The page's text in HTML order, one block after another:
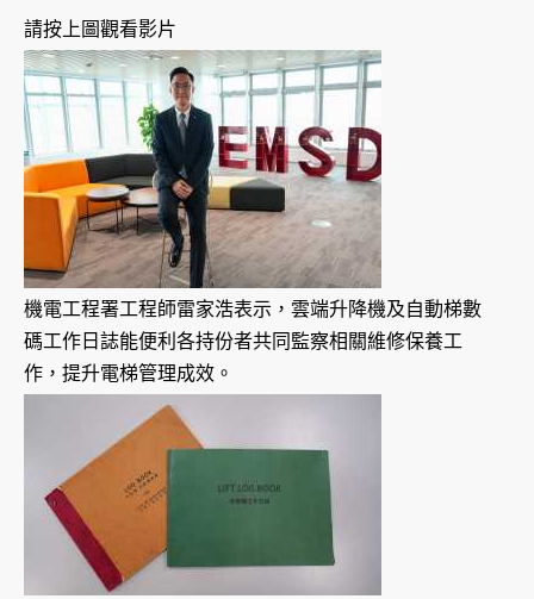
請按上圖觀看影片
機電工程署工程師雷家浩表示，雲端升降機及自動梯數
碼工作日誌能便利各持份者共同監察相關維修保養工
作，提升電梯管理成效。